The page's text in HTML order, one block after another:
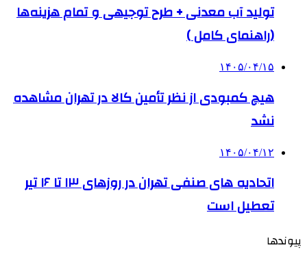
تولید آب معدنی + طرح توجیهی و تمام هزینه‌ها
(راهنمای کامل )
۱۴۰۵/۰۴/۱۵
هیچ کمبودی از نظر تأمین کالا در تهران مشاهده
نشد
۱۴۰۵/۰۴/۱۲
اتحادیه های صنفی تهران در روزهای ۱۳ تا ۱۶ تیر
تعطیل است
پیوندها